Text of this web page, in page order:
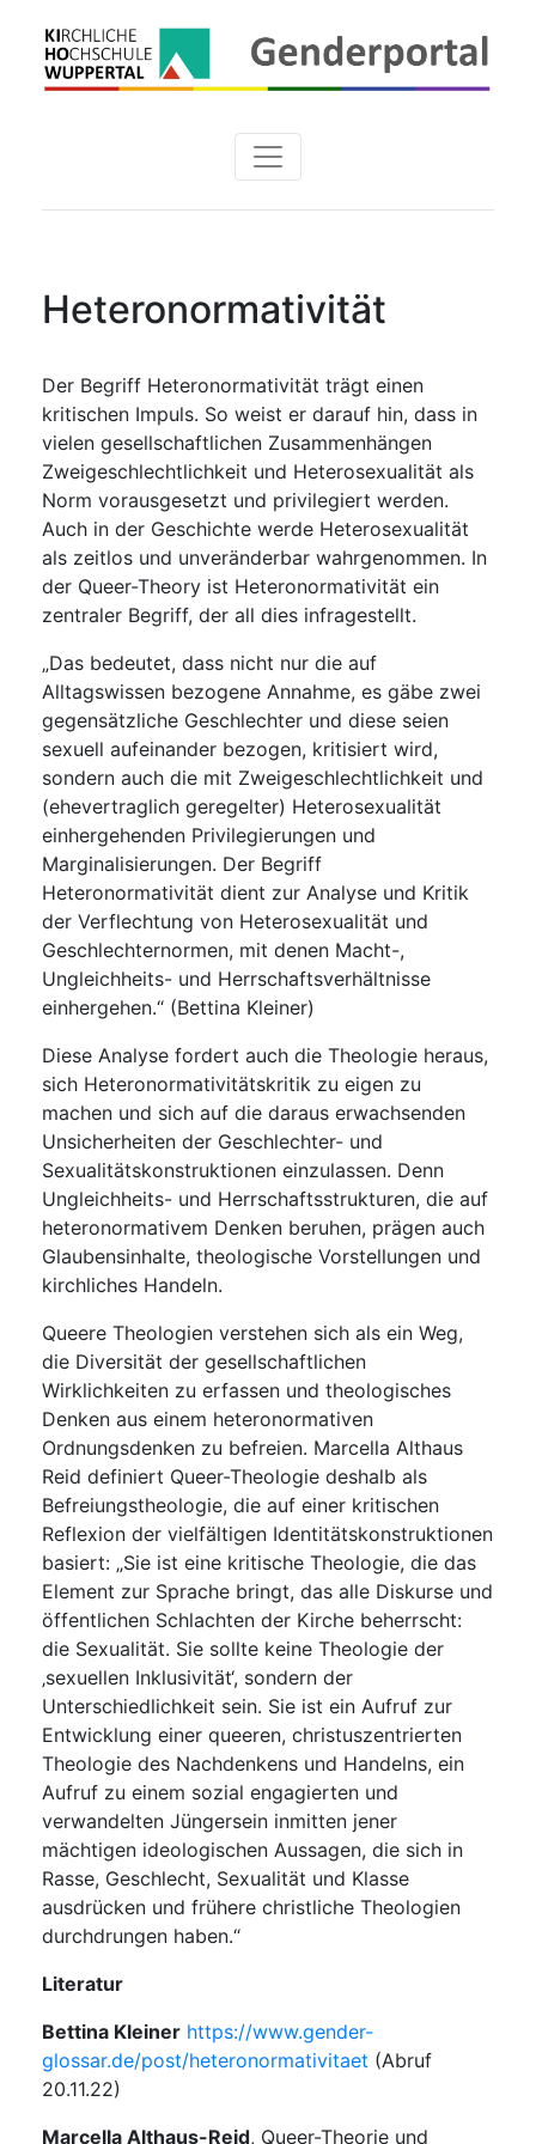
Heteronormativität
Der Begriff Heteronormativität trägt einen
kritischen Impuls. So weist er darauf hin, dass in
vielen gesellschaftlichen Zusammenhängen
Zweigeschlechtlichkeit und Heterosexualität als
Norm vorausgesetzt und privilegiert werden.
Auch in der Geschichte werde Heterosexualität
als zeitlos und unveränderbar wahrgenommen. In
der Queer-Theory ist Heteronormativität ein
zentraler Begriff, der all dies infragestellt.
„Das bedeutet, dass nicht nur die auf
Alltagswissen bezogene Annahme, es gäbe zwei
gegensätzliche Geschlechter und diese seien
sexuell aufeinander bezogen, kritisiert wird,
sondern auch die mit Zweigeschlechtlichkeit und
(ehevertraglich geregelter) Heterosexualität
einhergehenden Privilegierungen und
Marginalisierungen. Der Begriff
Heteronormativität dient zur Analyse und Kritik
der Verflechtung von Heterosexualität und
Geschlechternormen, mit denen Macht-,
Ungleichheits- und Herrschaftsverhältnisse
einhergehen.“ (Bettina Kleiner)
Diese Analyse fordert auch die Theologie heraus,
sich Heteronormativitätskritik zu eigen zu
machen und sich auf die daraus erwachsenden
Unsicherheiten der Geschlechter- und
Sexualitätskonstruktionen einzulassen. Denn
Ungleichheits- und Herrschaftsstrukturen, die auf
heteronormativem Denken beruhen, prägen auch
Glaubensinhalte, theologische Vorstellungen und
kirchliches Handeln.
Queere Theologien verstehen sich als ein Weg,
die Diversität der gesellschaftlichen
Wirklichkeiten zu erfassen und theologisches
Denken aus einem heteronormativen
Ordnungsdenken zu befreien. Marcella Althaus
Reid definiert Queer-Theologie deshalb als
Befreiungstheologie, die auf einer kritischen
Reflexion der vielfältigen Identitätskonstruktionen
basiert: „Sie ist eine kritische Theologie, die das
Element zur Sprache bringt, das alle Diskurse und
öffentlichen Schlachten der Kirche beherrscht:
die Sexualität. Sie sollte keine Theologie der
‚sexuellen Inklusivität‘, sondern der
Unterschiedlichkeit sein. Sie ist ein Aufruf zur
Entwicklung einer queeren, christuszentrierten
Theologie des Nachdenkens und Handelns, ein
Aufruf zu einem sozial engagierten und
verwandelten Jüngersein inmitten jener
mächtigen ideologischen Aussagen, die sich in
Rasse, Geschlecht, Sexualität und Klasse
ausdrücken und frühere christliche Theologien
durchdrungen haben.“
Literatur
Bettina Kleiner https://www.gender-
glossar.de/post/heteronormativitaet (Abruf
20.11.22)
Marcella Althaus-Reid, Queer-Theorie und